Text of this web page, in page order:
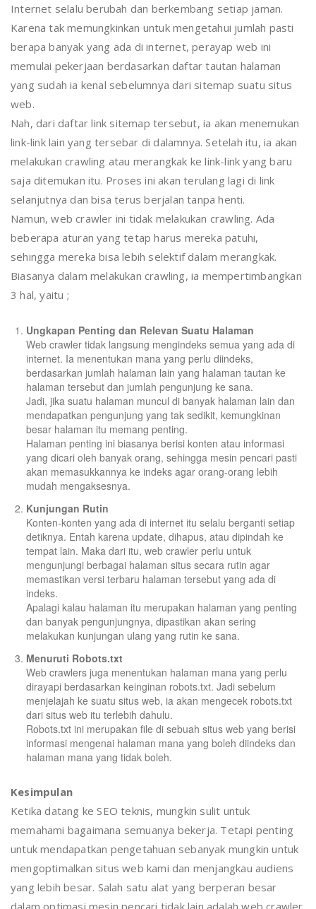
Internet selalu berubah dan berkembang setiap jaman.
Karena tak memungkinkan untuk mengetahui jumlah pasti
berapa banyak yang ada di internet, perayap web ini
memulai pekerjaan berdasarkan daftar tautan halaman
yang sudah ia kenal sebelumnya dari sitemap suatu situs
web.
Nah, dari daftar link sitemap tersebut, ia akan menemukan
link-link lain yang tersebar di dalamnya. Setelah itu, ia akan
melakukan crawling atau merangkak ke link-link yang baru
saja ditemukan itu. Proses ini akan terulang lagi di link
selanjutnya dan bisa terus berjalan tanpa henti.
Namun, web crawler ini tidak melakukan crawling. Ada
beberapa aturan yang tetap harus mereka patuhi,
sehingga mereka bisa lebih selektif dalam merangkak.
Biasanya dalam melakukan crawling, ia mempertimbangkan
3 hal, yaitu ;
Ungkapan Penting dan Relevan Suatu Halaman
Web crawler tidak langsung mengindeks semua yang ada di
internet. Ia menentukan mana yang perlu diindeks,
berdasarkan jumlah halaman lain yang halaman tautan ke
halaman tersebut dan jumlah pengunjung ke sana.
Jadi, jika suatu halaman muncul di banyak halaman lain dan
mendapatkan pengunjung yang tak sedikit, kemungkinan
besar halaman itu memang penting.
Halaman penting ini biasanya berisi konten atau informasi
yang dicari oleh banyak orang, sehingga mesin pencari pasti
akan memasukkannya ke indeks agar orang-orang lebih
mudah mengaksesnya.
Kunjungan Rutin
Konten-konten yang ada di internet itu selalu berganti setiap
detiknya. Entah karena update, dihapus, atau dipindah ke
tempat lain. Maka dari itu, web crawler perlu untuk
mengunjungi berbagai halaman situs secara rutin agar
memastikan versi terbaru halaman tersebut yang ada di
indeks.
Apalagi kalau halaman itu merupakan halaman yang penting
dan banyak pengunjungnya, dipastikan akan sering
melakukan kunjungan ulang yang rutin ke sana.
Menuruti Robots.txt
Web crawlers juga menentukan halaman mana yang perlu
dirayapi berdasarkan keinginan robots.txt. Jadi sebelum
menjelajah ke suatu situs web, ia akan mengecek robots.txt
dari situs web itu terlebih dahulu.
Robots.txt ini merupakan file di sebuah situs web yang berisi
informasi mengenai halaman mana yang boleh diindeks dan
halaman mana yang tidak boleh.
Kesimpulan
Ketika datang ke SEO teknis, mungkin sulit untuk
memahami bagaimana semuanya bekerja. Tetapi penting
untuk mendapatkan pengetahuan sebanyak mungkin untuk
mengoptimalkan situs web kami dan menjangkau audiens
yang lebih besar. Salah satu alat yang berperan besar
dalam optimasi mesin pencari tidak lain adalah web crawler.